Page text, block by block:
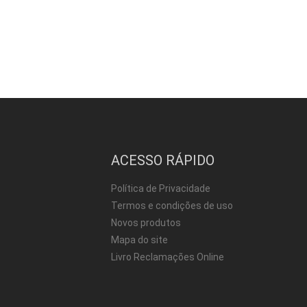
ACESSO RÁPIDO
Política de Privacidade
Termos e condições de uso
Novos produtos
Mapa do site
Livro Reclamações Online